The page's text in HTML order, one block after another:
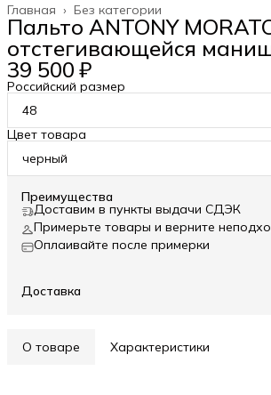
Без категории
Главная ›
Пальто ANTONY
отстегивающейся
39 500 ₽
Российский размер
48
Цвет товара
черный
Преимущества
Доставим в пункты выдачи СДЭК
Примерьте товары и верните
Оплаивайте после примерки
Доставка
О товаре Характеристики